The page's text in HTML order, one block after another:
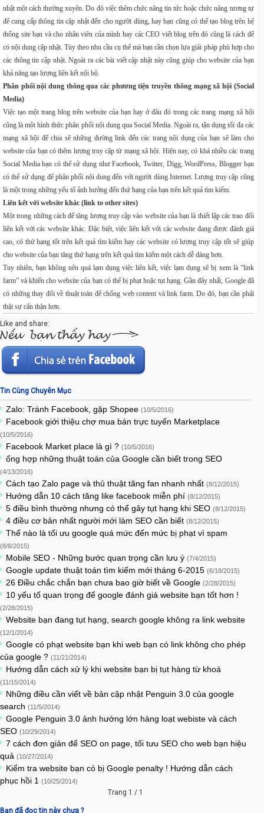
nhật một cách thường xuyên. Do đó việc thêm chức năng tin tức hoặc chức năng tương tự
để cung cấp thông tin cập nhật đến cho người dùng, hay bạn cũng có thể tạo blog trên hệ
thống site bạn và cho nhân viên của mình hay các CEO viết blog trên đó cũng là cách để
có nội dung cập nhật. Tùy theo nhu cầu cụ thể mà bạn cần chọn lựa giải pháp phù hợp cho
các thông tin cập nhật. Ngoài ra các bài viết cập nhật này cũng giúp cho website của bạn
khả năng tạo lượng liên kết nội bộ.
Phân phối nội dung thông qua các phương tiện truyền thông mạng xã hội (Social
Media)
Việc tạo một trang blog trên website của bạn hay ở đâu đó trong các trang mạng xã hội
cũng là một hình thức phân phối nội dung qua Social Media. Ngoài ra, tận dụng tối đa các
mạng xã hội để chia sẽ những đường link đến các trang nội dụng của bạn sẽ làm cho
website của bạn có thêm lượng truy cập từ mạng xã hội. Hiện nay, có khá nhiều các trang
Social Media bạn có thể sử dụng như Facebook, Twitter, Digg, WordPress, Blogger bạn
có thể sử dụng để phân phối nội dung đến với người dùng Internet. Lượng truy cập cũng
là một trong những yếu tố ảnh hưởng đến thứ hạng của bạn trên kết quả tìm kiếm.
Liên kết với website khác (link to other sites)
Một trong những cách để tăng lượng truy cập vào website của bạn là thiết lập các trao đổi
liên kết với các website khác. Đặc biệt, việc liên kết với các website đang được đánh giá
cao, có thứ hạng tốt trên kết quả tìm kiếm hay các website có lượng truy cập tốt sẽ giúp
cho website của bạn tăng thứ hạng trên kết quả tìm kiếm một cách dễ dàng hơn.
Tuy nhiên, bạn không nên quá lạm dụng việc liên kết, việc lạm dụng sẽ bị xem là “link
farm” và khiến cho website của bạn có thể bị phạt hoặc tụt hạng. Gần đây nhất, Google đã
có những thay đổi về thuật toán để chống web content và link farm. Do đó, bạn cần phải
thật sự cẩn thận hơn.
Like and share:
Tin Cùng Chuyên Mục
Zalo: Tránh Facebook, gặp Shopee (10/5/2016)
Facebook giới thiệu chợ mua bán trực tuyến Marketplace
(10/5/2016)
Facebook Market place là gì ? (10/5/2016)
ổng hợp những thuật toán của Google cần biết trong SEO
(4/13/2016)
Cách tạo Zalo page và thủ thuật tăng fan nhanh nhất (8/12/2015)
Hướng dẫn 10 cách tăng like facebook miễn phí (8/12/2015)
5 điều bình thường nhưng có thể gây tụt hạng khi SEO (8/12/2015)
4 điều cơ bản nhất người mới làm SEO cần biết (8/12/2015)
Thế nào là tối ưu google quá mức đến mức bị phạt vì spam
(8/8/2015)
Mobile SEO - Những bước quan trọng cần lưu ý (7/4/2015)
Google update thuật toán tìm kiếm mới tháng 6-2015 (6/18/2015)
26 Điều chắc chắn bạn chưa bao giờ biết về Google (2/28/2015)
10 yếu tố quan trọng để google đánh giá website bạn tốt hơn !
(2/28/2015)
Website bạn đang tụt hạng, search google không ra link website
(12/1/2014)
Google có phạt website bạn khi web bạn có link không cho phép
của google ? (11/21/2014)
Hướng dẫn cách xử lý khi website bạn bị tụt hàng từ khoá
(11/15/2014)
Những điều cần viết về bản cập nhật Penguin 3.0 của google
search (11/5/2014)
Google Penguin 3.0 ảnh hướng lớn hàng loạt webiste và cách
SEO (10/29/2014)
7 cách đơn giản để SEO on page, tối tưu SEO cho web bạn hiệu
quả (10/27/2014)
Kiểm tra website bạn có bị Google penalty ! Hướng dẫn cách
phục hồi 1 (10/25/2014)
Trang 1 / 1
Bạn đã đọc tin này chưa ?